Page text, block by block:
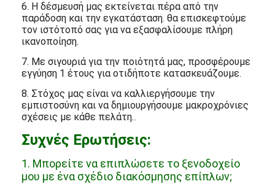
6. Η δέσμευσή μας εκτείνεται πέρα ​​από την
παράδοση και την εγκατάσταση. θα επισκεφτούμε
τον ιστότοπό σας για να εξασφαλίσουμε πλήρη
ικανοποίηση.
7. Με σιγουριά για την ποιότητά μας, προσφέρουμε
εγγύηση 1 έτους για οτιδήποτε κατασκευάζουμε.
8. Στόχος μας είναι να καλλιεργήσουμε την
εμπιστοσύνη και να δημιουργήσουμε μακροχρόνιες
σχέσεις με κάθε πελάτη..
Συχνές Ερωτήσεις:
1. Μπορείτε να επιπλώσετε το ξενοδοχείο
μου με ένα σχέδιο διακόσμησης επίπλων;